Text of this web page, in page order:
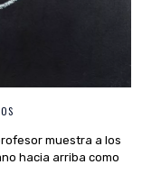
muestra a los
hacia arriba como